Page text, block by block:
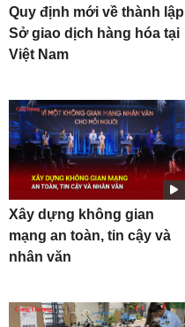
Quy định mới về thành lập
Sở giao dịch hàng hóa tại
Việt Nam
Xây dựng không gian
mạng an toàn, tin cậy và
nhân văn